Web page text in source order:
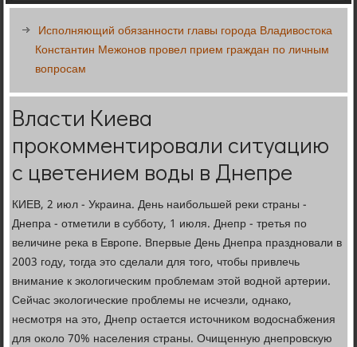
Исполняющий обязанности главы города Владивостока
Константин Межонов провел прием граждан по личным
вопросам
Власти Киева
прокомментировали ситуацию
с цветением воды в Днепре
КИЕВ, 2 июл - Украина. День наибольшей реки страны -
Днепра - отметили в субботу, 1 июля. Днепр - третья по
величине река в Европе. Впервые День Днепра праздновали в
2003 году, тогда это сделали для того, чтобы привлечь
внимание к экологическим проблемам этой водной артерии.
Сейчас экологические проблемы не исчезли, однако,
несмотря на это, Днепр остается источником водоснабжения
для около 70% населения страны. Очищенную днепровскую